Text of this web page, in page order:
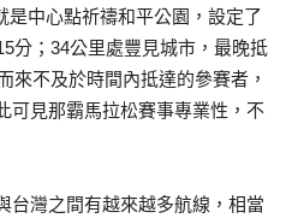
是中心點祈禱和平公園，設定了
分；34公里處豐見城市，最晚抵
來不及於時間內抵達的參賽者，
可見那霸馬拉松賽事專業性，不
台灣之間有越來越多航線，相當